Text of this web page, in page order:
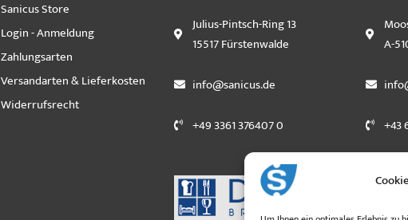
Sanicus Store
Login - Anmeldung
Zahlungsarten
Versandarten & Lieferkosten
Widerrufsrecht
Julius-Pintsch-Ring 13
15517 Fürstenwalde
info@sanicus.de
+49 3361 376407 0
A-
+43